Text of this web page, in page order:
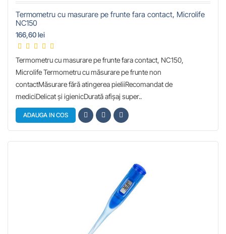
Termometru cu masurare pe frunte fara contact, Microlife
NC150
166,60 lei
Termometru cu masurare pe frunte fara contact, NC150,
Microlife Termometru cu măsurare pe frunte non
contactMăsurare fără atingerea pieliiRecomandat de
mediciDelicat și igienicDurată afișaj super..
ADAUGA IN COS